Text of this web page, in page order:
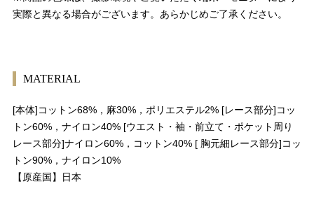
実際と異なる場合がございます。あらかじめご了承ください。
MATERIAL
[本体]コットン68%，麻30%，ポリエステル2% [レース部分]コッ
トン60%，ナイロン40% [ウエスト・袖・前立て・ポケット周り
レース部分]ナイロン60%，コットン40% [ 胸元細レース部分]コッ
トン90%，ナイロン10%
【原産国】日本